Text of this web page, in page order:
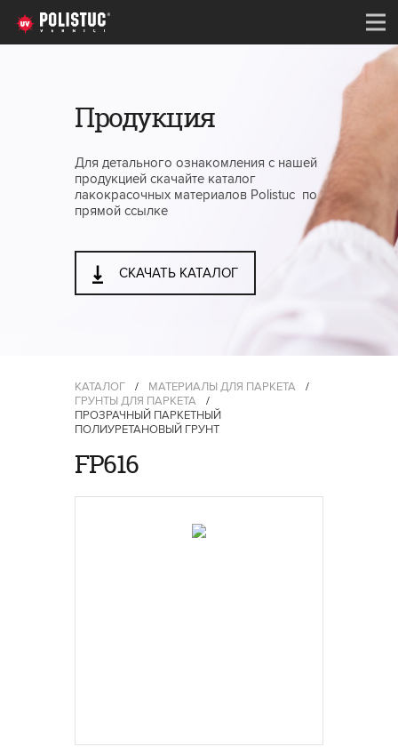
Продукция
Для детального ознакомления с нашей
продукцией скачайте каталог
лакокрасочных материалов Polistuc по
прямой ссылке
СКАЧАТЬ КАТАЛОГ
КАТАЛОГ / МАТЕРИАЛЫ ДЛЯ ПАРКЕТА
/
ГРУНТЫ ДЛЯ ПАРКЕТА
/
ПРОЗРАЧНЫЙ ПАРКЕТНЫЙ
ПОЛИУРЕТАНОВЫЙ ГРУНТ
FP616